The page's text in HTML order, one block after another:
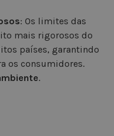
: Os limites das
mais rigorosos do
países, garantindo
os consumidores.
.